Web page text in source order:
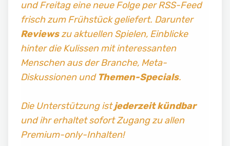
und Freitag eine neue Folge per RSS-Feed
frisch zum Frühstück geliefert. Darunter
Reviewszu aktuellen Spielen, Einblicke
hinter die Kulissen mit interessanten
Menschen aus der Branche, Meta-
Diskussionen und Themen-Specials.
Die Unterstützung istjederzeit kündbar
und ihr erhaltet sofort Zugang zu allen
Premium-only-Inhalten!